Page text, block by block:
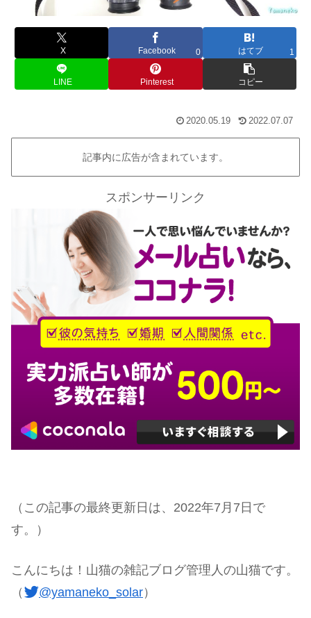
X Facebook 0 はてブ 1
LINE Pinterest コピー
2020.05.19 2022.07.07
記事内に広告が含まれています。
スポンサーリンク
（この記事の最終更新日は、2022年7月7日で
す。）
こんにちは！山猫の雑記ブログ管理人の山猫です。
（
@yamaneko_solar）